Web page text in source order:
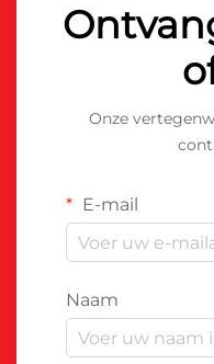
Onze
E-mail
Naam